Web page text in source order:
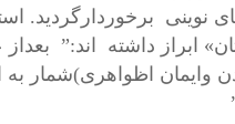
نوینی برخوردارگردید.
ابراز داشته اند:”
وایمان اظواهری)شمار